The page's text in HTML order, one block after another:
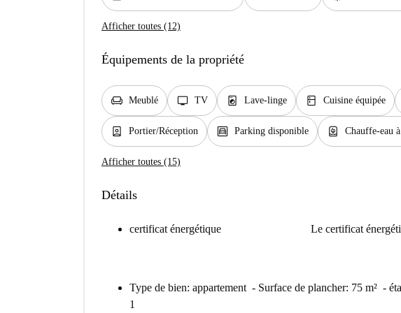
Afficher toutes (12)
Équipements de la propriété
chair Meublé tv TV local_laundry_service Lave-linge kitchen Cuisine équipée
person_book Portier/Réception garage Parking disponible water_heater Chauffe-eau
Afficher toutes (15)
Détails
certificat énergétique Le certificat
Type de bien: appartement - Surface de plancher: 75 m² -
1